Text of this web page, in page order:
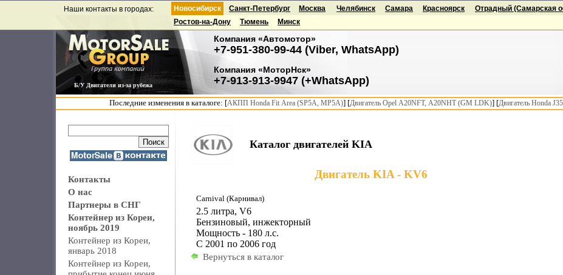
Б/У Двигатели из-за рубежа
Наши контакты в городах: Новосибирск
Компания «Автомотор»
+7-951-380-99-44 (Viber, WhatsApp)
Компания «МоторНск»
+7-913-913-9947 (+WhatsApp)
Санкт-Петербург Москва Челябинск Самара Красноярск
Отрадный (Самарская
Ростов-на-Дону
Тюмень Минск
Последние изменения в каталоге: [АКПП Honda Fit Area (SP5A, MP5A)] [Двигатель Opel A20NFT, A20NHT (GM LDK)] [Двигатель Honda
Контакты
О нас
Партнеры в СНГ
Контейнер из Кореи,
ноябрь 2019
Контейнер из Кореи,
январь 2018
Контейнер из Кореи,
Каталог двигателей KIA
Двигатель KIA - KV6
Carnival (Карнивал)
2.5 литра, V6
Бензиновый, инжекторный
Мощность - 180 л.с.
С 2001 по 2006 год
Вернуться в каталог